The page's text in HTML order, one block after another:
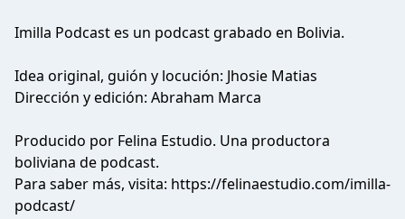
Imilla Podcast es un podcast grabado en Bolivia.
Idea original, guión y locución: Jhosie Matias
Dirección y edición: Abraham Marca
Producido por Felina Estudio. Una productora
boliviana de podcast.
Para saber más, visita: https://felinaestudio.com/imilla-
podcast/